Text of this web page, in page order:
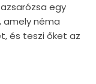
egy
amely néma
és teszi őket az